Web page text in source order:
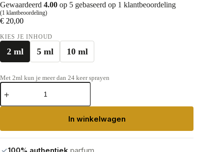
Gewaardeerd 4.00 op 5 gebaseerd op 1 klantbeoordeling
(1 klantbeoordeling)
€ 20,00
KIES JE INHOUD
2 ml 5 ml 10 ml
Met 2ml kun je meer dan 24 keer sprayen
Tom
Ford
Prick
In winkelwagen